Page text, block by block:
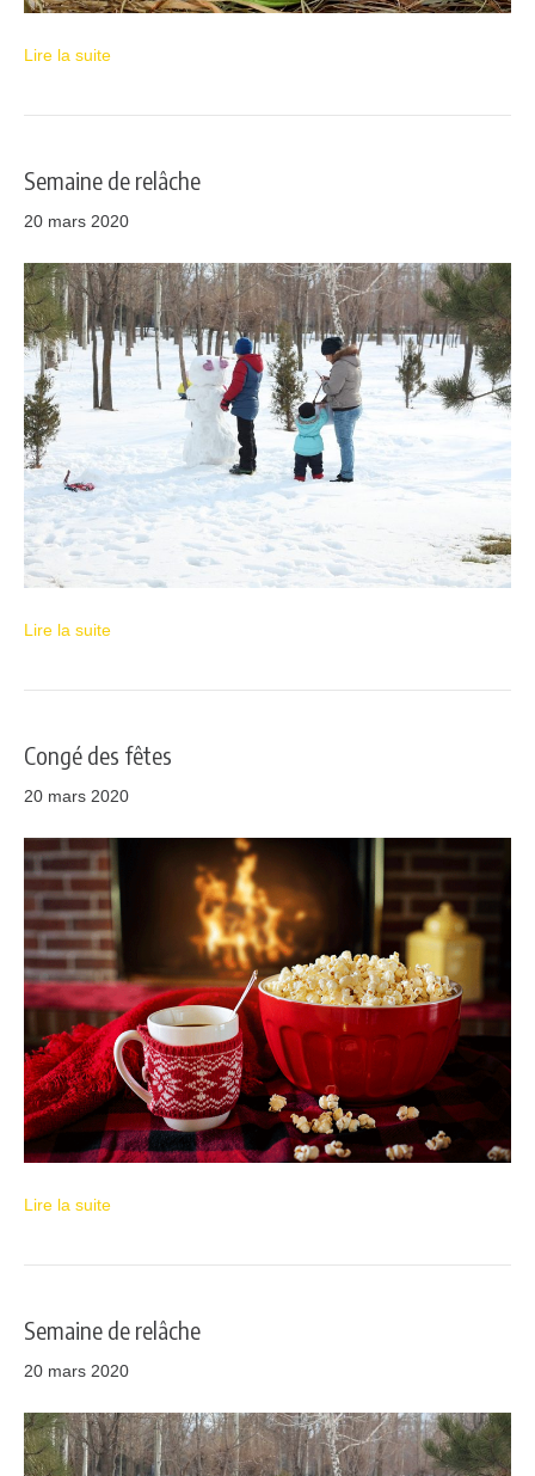
Lire la suite
Semaine de relâche
20 mars 2020
Lire la suite
Congé des fêtes
20 mars 2020
Lire la suite
Semaine de relâche
20 mars 2020